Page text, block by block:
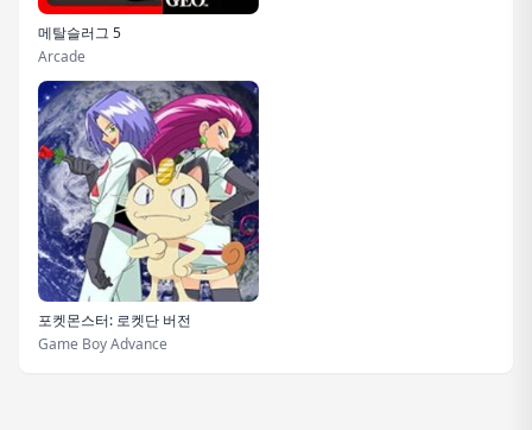
메탈슬러그 5
Arcade
포켓몬스터: 로켓단 버전
Game Boy Advance